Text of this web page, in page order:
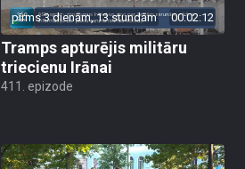
pirms 3 dienām, 13 stundām 00:02:12
Tramps apturējis militāru
triecienu Irānai
411. epizode